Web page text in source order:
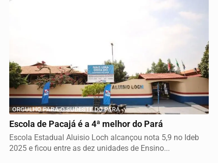
ORGULHO PARA O SUDESTE DO PARÁ
Escola de Pacajá é a 4ª melhor do Pará
Escola Estadual Aluisio Loch alcançou nota 5,9 no Ideb
2025 e ficou entre as dez unidades de Ensino...